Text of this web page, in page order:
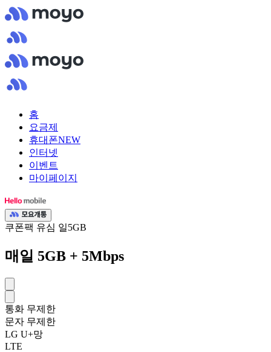
홈
요금제
휴대폰NEW
인터넷
이벤트
마이페이지
쿠폰팩 유심 일5GB
매일 5GB + 5Mbps
통화 무제한
문자 무제한
LG U+망
LTE